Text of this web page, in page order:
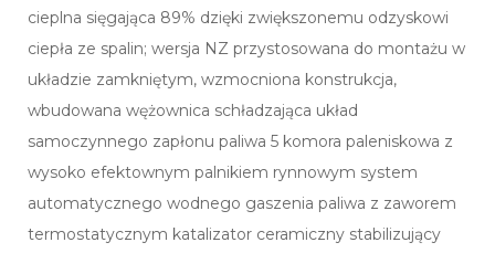
cieplna sięgająca 89% dzięki zwiększonemu odzyskowi
ciepła ze spalin; wersja NZ przystosowana do montażu w
układzie zamkniętym, wzmocniona konstrukcja,
wbudowana wężownica schładzająca układ
samoczynnego zapłonu paliwa 5 komora paleniskowa z
wysoko efektownym palnikiem rynnowym system
automatycznego wodnego gaszenia paliwa z zaworem
termostatycznym katalizator ceramiczny stabilizujący